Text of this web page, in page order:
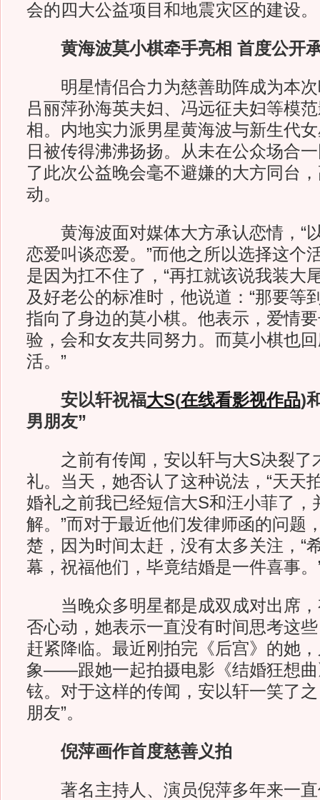
会的四大公益项目和地震灾区的建设。
黄海波莫小棋牵手亮相 首度公开
明星情侣合力为慈善助阵成为本次
吕丽萍孙海英夫妇、冯远征夫妇等模
相。内地实力派男星黄海波与新生代
日被传得沸沸扬扬。从未在公众场合
了此次公益晚会毫不避嫌的大方同台
动。
黄海波面对媒体大方承认恋情，“
恋爱叫谈恋爱。”而他之所以选择这个
是因为扛不住了，“再扛就该说我装大
及好老公的标准时，他说道：“那要等
指向了身边的莫小棋。他表示，爱情
验，会和女友共同努力。而莫小棋也
活。”
安以轩祝福大S(在线看影视作品)
男朋友”
之前有传闻，安以轩与大S决裂了
礼。当天，她否认了这种说法，“天天
婚礼之前我已经短信大S和汪小菲了，
解。”而对于最近他们发律师函的问题
楚，因为时间太赶，没有太多关注，“
幕，祝福他们，毕竟结婚是一件喜事。
当晚众多明星都是成双成对出席，
否心动，她表示一直没有时间思考这
赶紧降临。最近刚拍完《后宫》的她
象——跟她一起拍摄电影《结婚狂想曲
铉。对于这样的传闻，安以轩一笑了
朋友”。
倪萍画作首度慈善义拍
著名主持人、演员倪萍多年来一直